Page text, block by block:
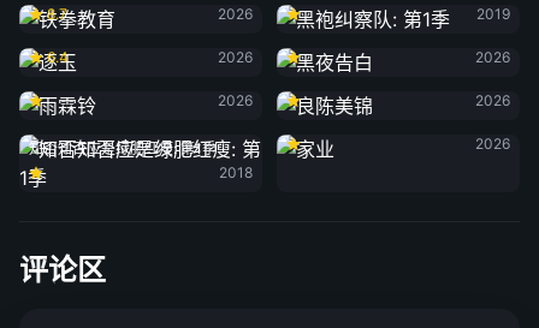
8.7
2026
2019
逐玉
6.4
2026
黑夜告白
2026
雨霖铃
2026
良陈美锦
2026
知否知否应是绿肥红瘦: 第1季
2018
家业
2026
评论区